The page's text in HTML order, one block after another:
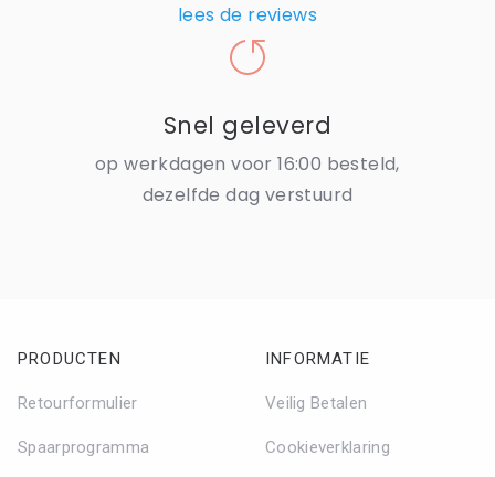
lees de reviews
Snel geleverd
op werkdagen voor 16:00 besteld,
dezelfde dag verstuurd
PRODUCTEN
Retourformulier
Spaarprogramma
INFORMATIE
Veilig Betalen
Cookieverklaring